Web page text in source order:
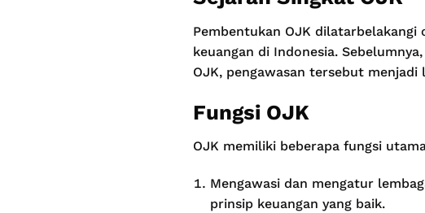
Pembentukan OJK
keuangan di Indonesia.
OJK, pengawasan tersebut
Fungsi OJK
OJK memiliki beberapa fungsi
Mengawasi dan mengatur
prinsip keuangan yang baik.